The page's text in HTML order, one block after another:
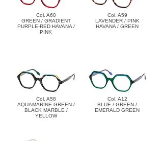
Col. A60
GREEN / GRADIENT
PURPLE-RED HAVANA /
PINK
Col. A59
LAVENDER / PINK
HAVANA / GREEN
Col. A58
AQUAMARINE GREEN /
BLACK MARBLE /
YELLOW
Col. A12
BLUE / GREEN /
EMERALD GREEN